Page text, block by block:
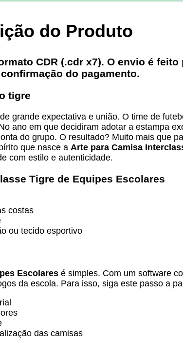
do Produto
CDR (.cdr x7). O envio é
do pagamento.
tigre
grande expectativa e união. O time de
ano em que decidiram adotar a estampa
do grupo. O resultado? Muito mais que
que nasce a Arte para Camisa
com estilo e autenticidade.
Tigre de Equipes Escolares
costas
ou tecido esportivo
Escolares é simples. Com um software
da escola. Para isso, siga este passo a
das camisas